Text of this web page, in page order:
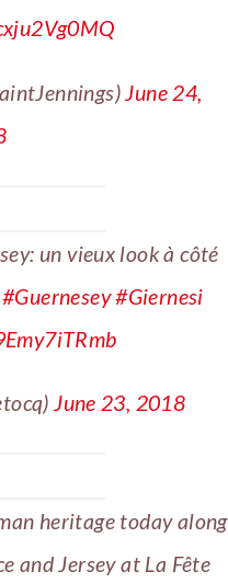
June 24,
un vieux look à côté
#Guernesey#Giernesi
June 23, 2018
heritage today along
and Jersey at La Fête